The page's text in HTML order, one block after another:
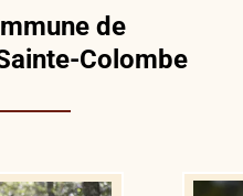
de
Colombe